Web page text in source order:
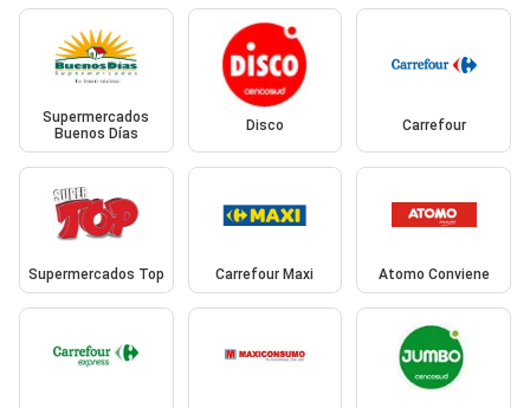
Supermercados
Buenos Días
Disco Carrefour
Supermercados Top Carrefour Maxi Atomo Conviene